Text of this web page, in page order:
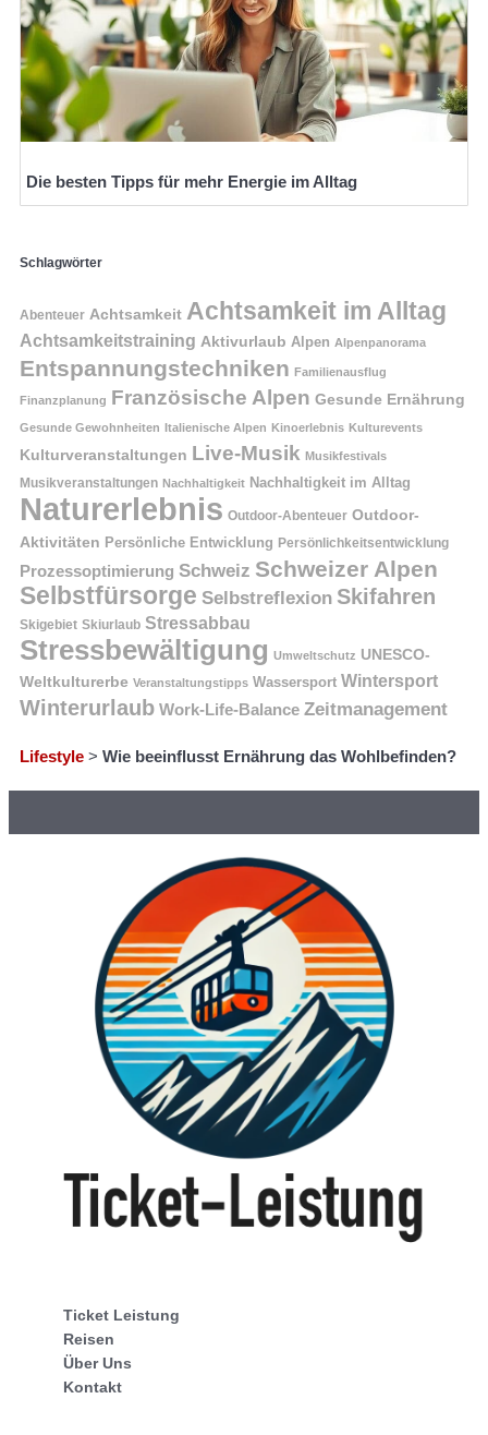
Die besten Tipps für mehr Energie im Alltag
Schlagwörter
Abenteuer Achtsamkeit Achtsamkeit im Alltag
Achtsamkeitstraining Aktivurlaub Alpen Alpenpanorama
Entspannungstechniken Familienausflug
Finanzplanung Französische Alpen Gesunde Ernährung
Gesunde Gewohnheiten Italienische Alpen Kinoerlebnis Kulturevents
Kulturveranstaltungen Live-Musik Musikfestivals
Musikveranstaltungen Nachhaltigkeit Nachhaltigkeit im Alltag
Naturerlebnis Outdoor-Abenteuer Outdoor-
Aktivitäten Persönliche Entwicklung Persönlichkeitsentwicklung
Prozessoptimierung Schweiz Schweizer Alpen
Selbstfürsorge Selbstreflexion Skifahren
Skigebiet Skiurlaub Stressabbau
Stressbewältigung Umweltschutz UNESCO-
Weltkulturerbe Veranstaltungstipps Wassersport Wintersport
Winterurlaub Work-Life-Balance Zeitmanagement
Lifestyle > Wie beeinflusst Ernährung das Wohlbefinden?
Ticket Leistung
Reisen
Über Uns
Kontakt